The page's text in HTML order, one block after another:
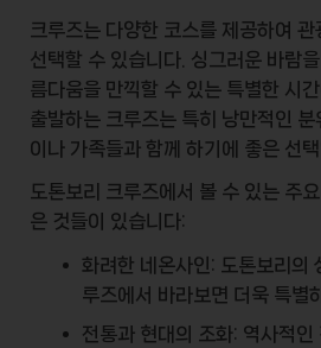
크루즈는 다양한 코스를 제공하여 관
선택할 수 있습니다. 싱그러운 바람
름다움을 만끽할 수 있는 특별한 시
출발하는 크루즈는 특히 낭만적인
이나 가족들과 함께 하기에 좋은 선택
도톤보리 크루즈에서 볼 수 있는 주
은 것들이 있습니다:
화려한 네온사인 : 도톤보리의
루즈에서 바라보면 더욱 특별
전통과 현대의 조화: 역사적인